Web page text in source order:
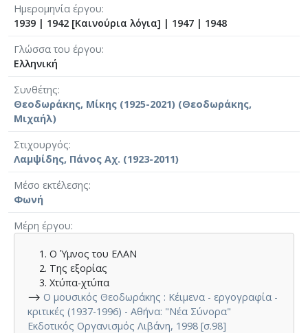
Ημερομηνία έργου
1939 | 1942 [Καινούρια λόγια] | 1947 | 1948
Γλώσσα του έργου
Ελληνική
Συνθέτης
Θεοδωράκης, Μίκης (1925-2021) (Θεοδωράκης,
Μιχαήλ)
Στιχουργός
Λαμψίδης, Πάνος Αχ. (1923-2011)
Μέσο εκτέλεσης
Φωνή
Μέρη έργου
Ο Ύμνος του ΕΛΑΝ
Της εξορίας
Χτύπα-χτύπα
⟶ Ο μουσικός Θεοδωράκης : Κέιμενα - εργογραφία -
κριτικές (1937-1996) - Αθήνα: "Νέα Σύνορα"
Εκδοτικός Οργανισμός Λιβάνη, 1998 [σ.98]